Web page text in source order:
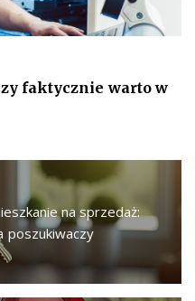
faktycznie warto w
na sprzedaż:
poszukiwaczy